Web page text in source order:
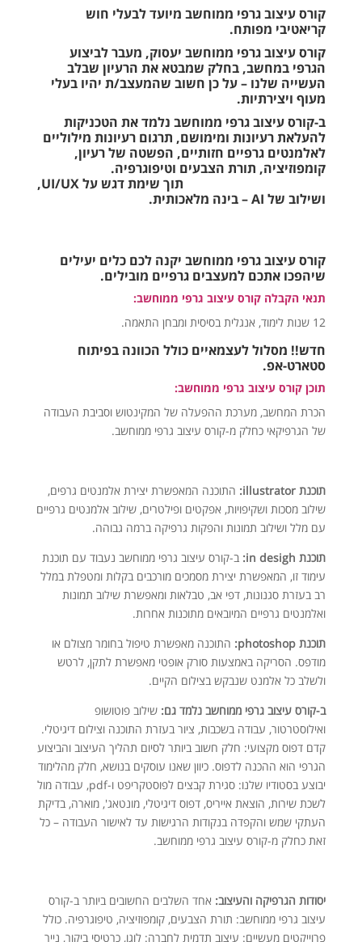
קורס עיצוב גרפי ממוחשב מיועד לבעלי חוש
קריאטיבי מפותח.
קורס עיצוב גרפי ממוחשב יעסוק, מעבר לביצוע
הגרפי במחשב, בחלק שמבטא את הרעיון שבלב
העשייה שלנו – על כן חשוב שהמעצב/ת יהיו בעלי
מעוף ויצירתיות.
ב-קורס עיצוב גרפי ממוחשב נלמד את הטכניקות
להעלאת רעיונות ומימושם, תרגום רעיונות מילוליים
לאלמנטים גרפיים חזותיים, הפשטה של רעיון,
קומפוזיציה, תורת הצבעים וטיפוגרפיה.
תוך שימת דגש על UI/UX,
ושילוב של AI – בינה מלאכותית.
קורס עיצוב גרפי ממוחשב יקנה לכם כלים יעילים
שיהפכו אתכם למעצבים גרפיים מובילים.
תנאי הקבלה קורס עיצוב גרפי ממוחשב:
12 שנות לימוד, אנגלית בסיסית ומבחן התאמה.
חדש!! מסלול לעצמאיים כולל הכוונה בפיתוח
סטארט-אפ.
תוכן קורס עיצוב גרפי ממוחשב:
הכרת המחשב, מערכת ההפעלה של המקינטוש וסביבת העבודה
של הגרפיקאי כחלק מ-קורס עיצוב גרפי ממוחשב.
תוכנת illustrator:
התוכנה המאפשרת יצירת אלמנטים גרפים,
שילוב מסכות ושקיפויות, אפקטים ופילטרים, שילוב אלמנטים גרפיים
עם מלל ושילוב תמונות והפקות גרפיקה ברמה גבוהה.
תוכנת in desigh:
ב-קורס עיצוב גרפי ממוחשב נעבוד עם תוכנת
עימוד זו, המאפשרת יצירת מסמכים מורכבים בקלות ומטפלת במלל
רב בעזרת סגנונות, דפי אב, טבלאות ומאפשרת שילוב תמונות
ואלמנטים גרפיים המיובאים מתוכנות אחרות.
תוכנת photoshop:
התוכנה מאפשרת טיפול בחומר מצולם או
מודפס. הסריקה באמצעות סורק אופטי מאפשרת לתקן, לרטש
ולשלב כל אלמנט שנבקש בצילום הקיים.
ב-קורס עיצוב גרפי ממוחשב נלמד גם: שילוב פוטושופ
ואילוסטרטור, עבודה בשכבות, ציור בעזרת התוכנה וצילום דיגיטלי.
קדם דפוס מקצועי: חלק חשוב ביותר לסיום תהליך העיצוב והביצוע
הגרפי הוא ההכנה לדפוס. כיוון שאנו עוסקים בנושא, חלק מהלימוד
יבוצע בסטודיו שלנו: סגירת קבצים לפוסטקריפט ו-pdf, עבודה מול
לשכת שירות, הוצאת אייריס, דפוס דיגיטלי, מונטאג', מוארה, בדיקת
העתקי שמש והקפדה בנקודות הרגישות עד לאישור העבודה – כל
זאת כחלק מ-קורס עיצוב גרפי ממוחשב.
יסודות הגרפיקה והעיצוב: אחד השלבים החשובים ביותר ב-קורס
עיצוב גרפי ממוחשב: תורת הצבעים, קומפוזיציה, טיפוגרפיה. כולל
פרוייקטים מעשיים: עיצוב תדמית לחברה: לוגו, כרטיסי ביקור, נייר